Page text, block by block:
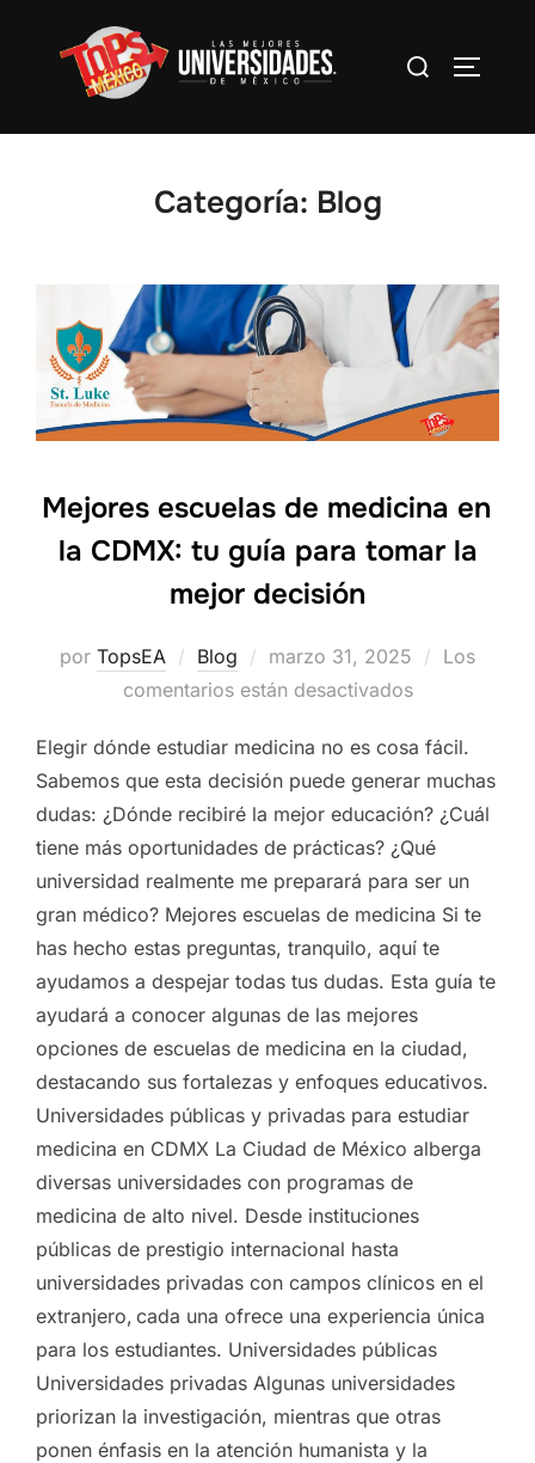
contenido
Buscar:
Categoría: Blog
Mejores escuelas de medicina en
la CDMX: tu guía para tomar la
mejor decisión
por TopsEA Blog
Publicado
el
marzo 31, 2025
Los
comentarios están desactivados
Elegir dónde estudiar medicina no es cosa fácil.
Sabemos que esta decisión puede generar muchas
dudas: ¿Dónde recibiré la mejor educación? ¿Cuál
tiene más oportunidades de prácticas? ¿Qué
universidad realmente me preparará para ser un
gran médico? Mejores escuelas de medicina Si te
has hecho estas preguntas, tranquilo, aquí te
ayudamos a despejar todas tus dudas. Esta guía te
ayudará a conocer algunas de las mejores
opciones de escuelas de medicina en la ciudad,
destacando sus fortalezas y enfoques educativos.
Universidades públicas y privadas para estudiar
medicina en CDMX La Ciudad de México alberga
diversas universidades con programas de
medicina de alto nivel. Desde instituciones
públicas de prestigio internacional hasta
universidades privadas con campos clínicos en el
extranjero, cada una ofrece una experiencia única
para los estudiantes. Universidades públicas
Universidades privadas Algunas universidades
priorizan la investigación, mientras que otras
ponen énfasis en la atención humanista y la